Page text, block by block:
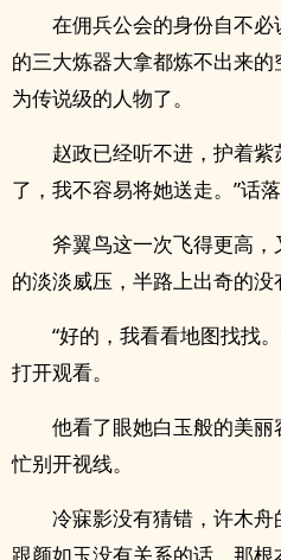
在佣兵公会的身份自不
的三大炼器大拿都炼不出来
为传说级的人物了。
赵政已经听不进，护着
了，我不容易将她送走。”话
斧翼鸟这一次飞得更高
的淡淡威压，半路上出奇的没
“好的，我看看地图找找
打开观看。
他看了眼她白玉般的美
忙别开视线。
冷寐影没有猜错，许木